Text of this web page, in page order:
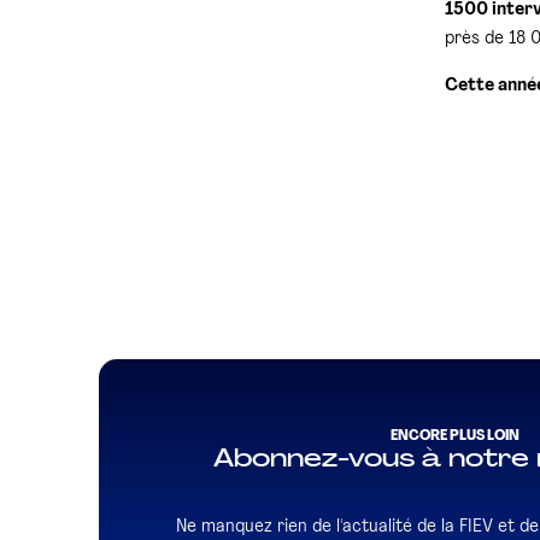
1500
près de 18
Cette
ENCORE PLUS LOIN
Abonnez-vous à
Ne manquez rien de l'actualité de la FIEV et